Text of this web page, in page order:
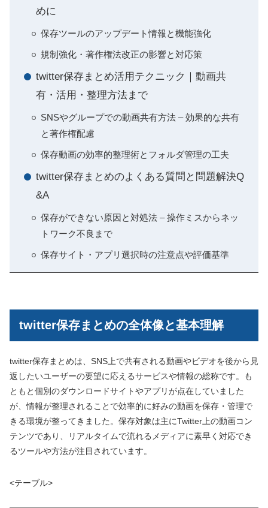
めに
保存ツールのアップデート情報と機能強化
規制強化・著作権法改正の影響と対応策
twitter保存まとめ活用テクニック｜動画共
有・活用・整理方法まで
SNSやグループでの動画共有方法 – 効果的な共有
と著作権配慮
保存動画の効率的整理術とフォルダ管理の工夫
twitter保存まとめのよくある質問と問題解決Q
&A
保存ができない原因と対処法 – 操作ミスからネッ
トワーク不良まで
保存サイト・アプリ選択時の注意点や評価基準
twitter保存まとめの全体像と基本理解
twitter保存まとめは、SNS上で共有される動画やビデオを後から見
返したいユーザーの要望に応えるサービスや情報の総称です。も
ともと個別のダウンロードサイトやアプリが点在していました
が、情報が整理されることで効率的に好みの動画を保存・管理で
きる環境が整ってきました。保存対象は主にTwitter上の動画コン
テンツであり、リアルタイムで流れるメディアに素早く対応でき
るツールや方法が注目されています。
<テーブル>